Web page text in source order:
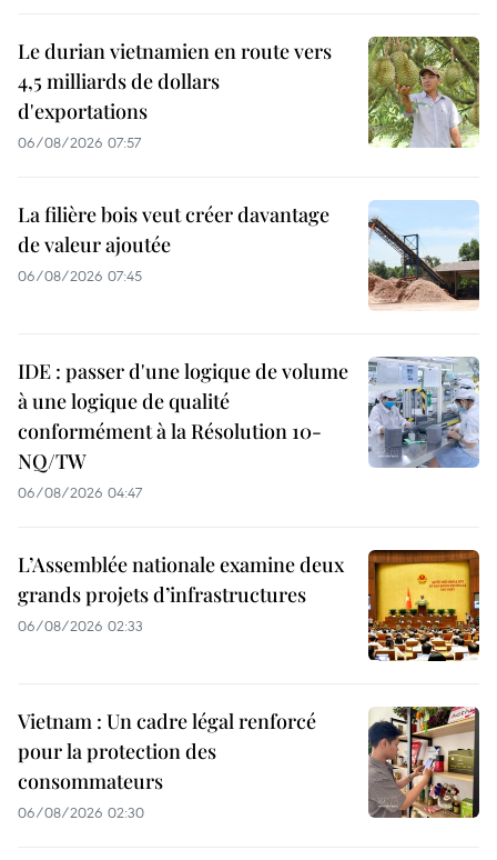
Le durian vietnamien en route vers
4,5 milliards de dollars
d'exportations
06/08/2026 07:57
La filière bois veut créer davantage
de valeur ajoutée
06/08/2026 07:45
IDE : passer d'une logique de volume
à une logique de qualité
conformément à la Résolution 10-
NQ/TW
06/08/2026 04:47
L’Assemblée nationale examine deux
grands projets d’infrastructures
06/08/2026 02:33
Vietnam : Un cadre légal renforcé
pour la protection des
consommateurs
06/08/2026 02:30